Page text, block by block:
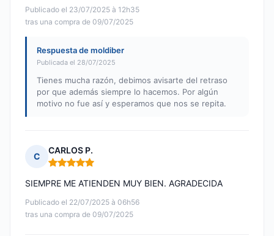
Publicado el 23/07/2025 à 12h35
tras una compra de 09/07/2025
Respuesta de moldiber
Publicada el 28/07/2025
Tienes mucha razón, debimos avisarte del retraso
por que además siempre lo hacemos. Por algún
motivo no fue así y esperamos que nos se repita.
C
CARLOS P.
Nota: 5 de 5
Publicado el 22/07/2025 à 06h56
tras una compra de 09/07/2025
SIEMPRE ME ATIENDEN MUY BIEN. AGRADECIDA